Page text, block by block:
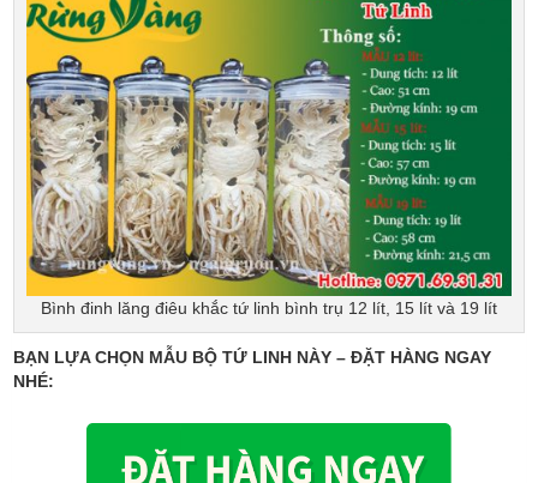
Bình đinh lăng điêu khắc tứ linh bình trụ 12 lít, 15 lít và 19 lít
BẠN LỰA CHỌN MẪU BỘ TỨ LINH NÀY – ĐẶT HÀNG NGAY
NHÉ: